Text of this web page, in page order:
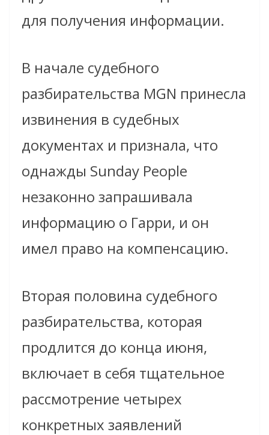
для получения информации.
В начале судебного
разбирательства MGN принесла
извинения в судебных
документах и ​​признала, что
однажды Sunday People
незаконно запрашивала
информацию о Гарри, и он
имел право на компенсацию.
Вторая половина судебного
разбирательства, которая
продлится до конца июня,
включает в себя тщательное
рассмотрение четырех
конкретных заявлений